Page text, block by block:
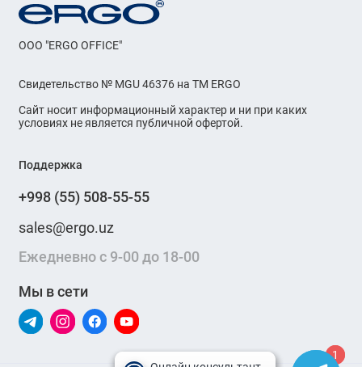
OOO "ERGO OFFICE"
Свидетельство № MGU 46376 на ТМ ERGO
Сайт носит информационный характер и ни при каких
условиях не является публичной офертой.
Поддержка
+998 (55) 508-55-55
sales@ergo.uz
Ежедневно с 9-00 до 18-00
Мы в сети
1
1